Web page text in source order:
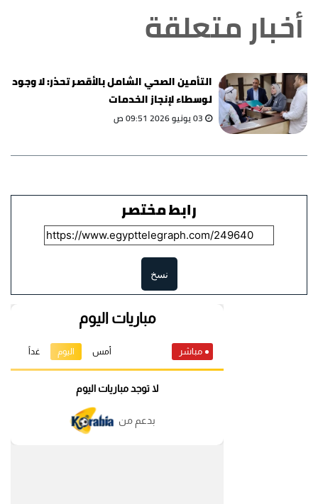
أخبار متعلقة
التأمين الصحي الشامل بالأقصر تحذر: لا وجود
لوسطاء لإنجاز الخدمات
03 يونيو 2026 09:51 ص
رابط مختصر
نسخ